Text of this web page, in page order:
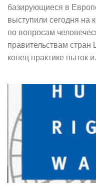
базирующиеся в
выступили сегодня
по вопросам
правительствам
конец практике пыток